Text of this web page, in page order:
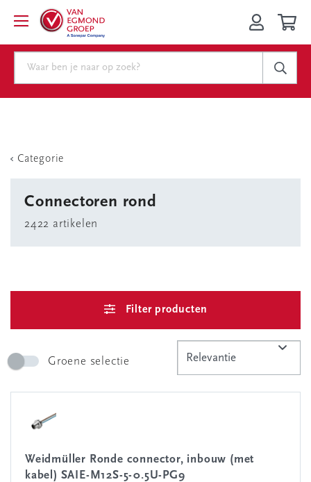
Categorie
Connectoren rond
2422 artikelen
Filter producten
Groene selectie
Weidmüller Ronde connector, inbouw (met
kabel) SAIE-M12S-5-0.5U-PG9